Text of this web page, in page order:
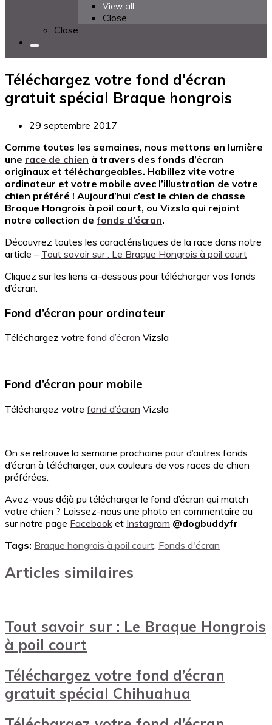
View all
Close
Close
Téléchargez votre fond d'écran
gratuit spécial Braque hongrois
29 septembre 2017
Comme toutes les semaines, nous mettons en lumière
une race de chien à travers des fonds d’écran
originaux et téléchargeables. Habillez vite votre
ordinateur et votre mobile avec l’illustration de votre
chien préféré ! Aujourd’hui c’est le chien de chasse
Braque Hongrois à poil court, ou Vizsla qui rejoint
notre collection de fonds d’écran.
Découvrez toutes les caractéristiques de la race dans notre
article – Tout savoir sur : Le Braque Hongrois à poil court
Cliquez sur les liens ci-dessous pour télécharger vos fonds
d’écran.
Fond d’écran pour ordinateur
Téléchargez votre fond d’écran Vizsla
Fond d’écran pour mobile
Téléchargez votre fond d’écran Vizsla
On se retrouve la semaine prochaine pour d’autres fonds
d’écran à télécharger, aux couleurs de vos races de chien
préférées.
Avez-vous déjà pu télécharger le fond d’écran qui match
votre chien ? Laissez-nous une photo en commentaire ou
sur notre page Facebook et Instagram @dogbuddyfr
Tags: Braque hongrois à poil court Fonds d'écran
Articles similaires
Tout savoir sur : Le Braque Hongrois
à poil court
Téléchargez votre fond d’écran
gratuit spécial Chihuahua